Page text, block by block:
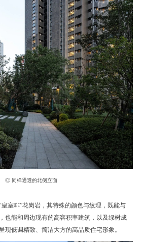
◎ 同样通透的北侧立面
室啡”花岗岩，其特殊的颜色与纹理，既能与
也能和周边现有的高容积率建筑，以及绿树成
现低调精致、简洁大方的高品质住宅形象。